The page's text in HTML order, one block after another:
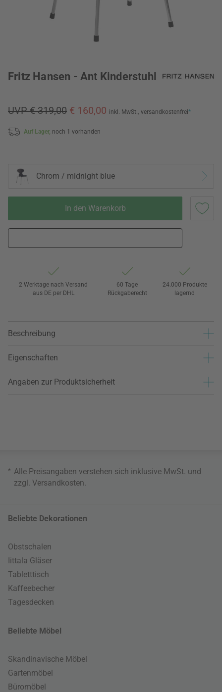
Fritz Hansen - Ant Kinderstuhl
UVP € 319,00 € 160,00 inkl. MwSt., versandkostenfrei*
Auf Lager, noch 1 vorhanden
Chrom / midnight blue
In den Warenkorb
2 Werktage nach Versand
aus DE per DHL
60 Tage
Rückgaberecht
24.000 Produkte
lagernd
Beschreibung
Eigenschaften
Angaben zur Produktsicherheit
* Alle Preisangaben verstehen sich inklusive MwSt. und
zzgl. Versandkosten
Beliebte Dekorationen
Obstschalen
Iittala Gläser
Tabletttisch
Kaffeebecher
Tagesdecken
Beliebte Möbel
Skandinavische Möbel
Gartenmöbel
Büromöbel